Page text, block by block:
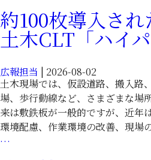
る
木
材
板
｜
土
木
CLT「ハ
の
滑
り
策
に
配
慮
し
約100枚導入され
土木CLT「ハイ
広報担当 | 2026-08-02
土木現場では、仮設道路、搬入路
場、歩行動線など、さまざまな場
来は敷鉄板が一般的ですが、近年
環境配慮、作業環境の改善、現場
…